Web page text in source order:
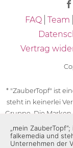
FAQ Team
Vertrag
* "ZauberTopf" ist
steht in keinerlei
Gruppe. Die
des "Thermomix®"
der Vorwerk-
„mein
falkemedia und
Unternehmen der